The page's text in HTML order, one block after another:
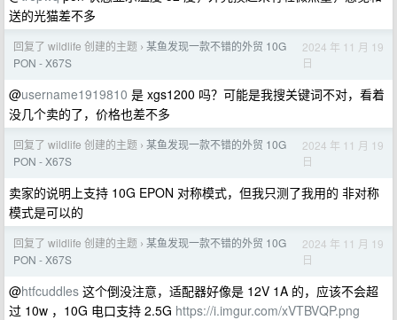
送的光猫差不多
回复了 wildlife 创建的主题 › 某鱼发现一款不错的外贸 10G
PON - X67S
2024 年 11 月 19
日
@username1919810 是 xgs1200 吗？可能是我搜关键词不对，看着
没几个卖的了，价格也差不多
回复了 wildlife 创建的主题 › 某鱼发现一款不错的外贸 10G
PON - X67S
2024 年 11 月 19
日
卖家的说明上支持 10G EPON 对称模式，但我只测了我用的 非对称
模式是可以的
回复了 wildlife 创建的主题 › 某鱼发现一款不错的外贸 10G
PON - X67S
2024 年 11 月 19
日
@htfcuddles 这个倒没注意，适配器好像是 12V 1A 的，应该不会超
过 10w ，10G 电口支持 2.5G https://i.imgur.com/xVTBVQP.png